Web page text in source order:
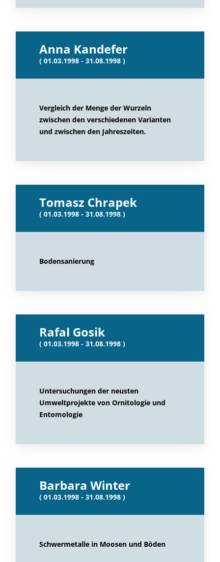
Anna Kandefer
( 01.03.1998 - 31.08.1998 )
Vergleich der Menge der Wurzeln
zwischen den verschiedenen Varianten
und zwischen den Jahreszeiten.
Tomasz Chrapek
( 01.03.1998 - 31.08.1998 )
Bodensanierung
Rafal Gosik
( 01.03.1998 - 31.08.1998 )
Untersuchungen der neusten
Umweltprojekte von Ornitologie und
Entomologie
Barbara Winter
( 01.03.1998 - 31.08.1998 )
Schwermetalle in Moosen und Böden